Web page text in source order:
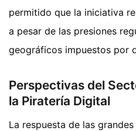
permitido que la iniciativa
a pesar de las presiones
geográficos impuestos por
Perspectivas del
la Piratería Digital
La respuesta de las